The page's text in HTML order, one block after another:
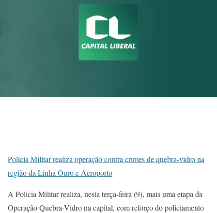
Polícia Militar realiza operação contra crimes de quebra-vidro na
região da Linha Ouro e Aeroporto
A Polícia Militar realiza, nesta terça-feira (9), mais uma etapa da
Operação Quebra-Vidro na capital, com reforço do policiamento